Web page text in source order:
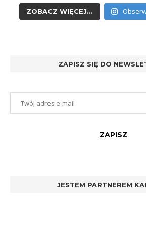
ZOBACZ WIĘCEJ...
ZAPISZ SIĘ DO
JESTEM PARTNEREM